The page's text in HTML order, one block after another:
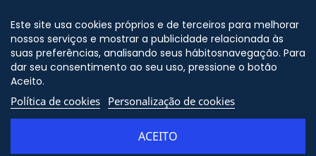
Este site usa cookies próprios e de terceiros para melhorar
nossos serviços e mostrar a publicidade relacionada às
suas preferências, analisando seus hábitosnavegação. Para
dar seu consentimento ao seu uso, pressione o botão
Aceito.
Política de cookies Personalização de cookies
ACEITO
Nos siga no
© Copyright - ORION91 - CIF